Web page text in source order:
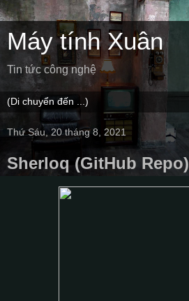
Máy tính Xuân
Tin tức công nghệ
Thứ Sáu, 20 tháng 8, 2021
Sherloq (GitHub Repo)